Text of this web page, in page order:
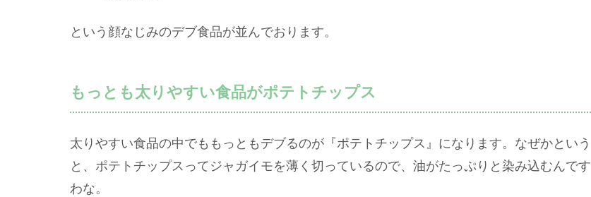
という顔なじみのデブ食品が並んでおります。
もっとも太りやすい食品がポテトチップス
太りやすい食品の中でももっともデブるのが『ポテトチップス』になります。なぜかという
と、ポテトチップスってジャガイモを薄く切っているので、油がたっぷりと染み込むんです
わな。